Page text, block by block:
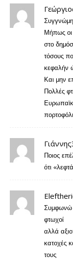
Μήπως οι
στο
τόσους
κεφαλήν
Και μην
Πολλές
Ποιος
ότι
Συμφωνώ
φτωχοί
αλλά
κατοχές
τους